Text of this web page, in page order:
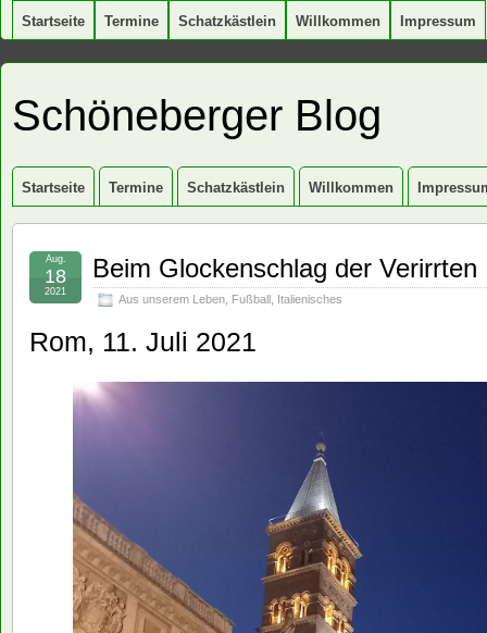
Startseite Termine Schatzkästlein Willkommen Impressum
Schöneberger Blog
Startseite Termine Schatzkästlein Willkommen
Beim Glockenschlag der Verirrten
Aus unserem Leben Fußball Italienisches
Aug.
18
2021
Rom, 11. Juli 2021